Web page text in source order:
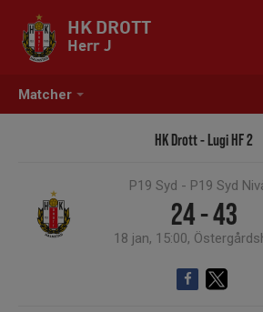
Matcher
HK DROTT
Herr J
HK Drott - Lugi HF 2
P19 Syd - P19 Syd
24 - 43
18 jan, 15:00,